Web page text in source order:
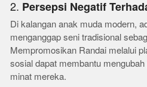
2. Persepsi Negatif
Di kalangan anak muda modern,
menganggap seni tradisional
Mempromosikan Randai melalui
sosial dapat membantu
minat mereka.